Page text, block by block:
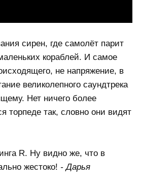
сирен, где самолёт парит
кораблей. И самое
не напряжение, в
великолепного саундтрека
Нет ничего более
торпеде так, словно они видят
R. Ну видно же, что в
жестоко! - Дарья